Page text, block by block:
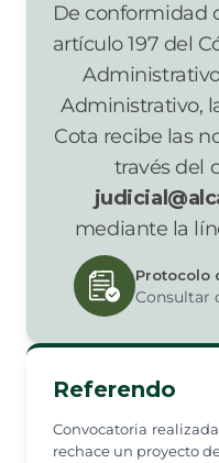
De conformidad
artículo 197 del
Administrativo,
Cota recibe las
través del
mediante la
Protocolo
Consultar
Referendo
Convocatoria
rechace un proyecto